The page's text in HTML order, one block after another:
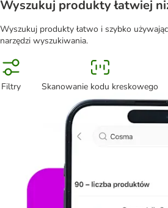
Wyszukuj produkty łatwiej
Wyszukuj produkty łatwo i szybko
narzędzi wyszukiwania.
Filtry Skanowanie kodu kreskowego